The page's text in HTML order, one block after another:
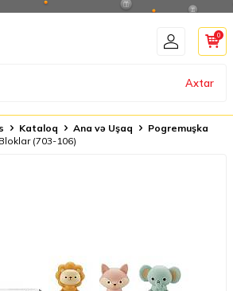
Axtar
0
Kataloq Ana və Uşaq
Pogremuşka
(703-106)